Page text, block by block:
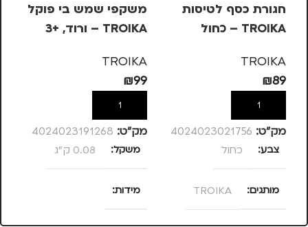
חגורת כסף לטיסות
TROIKA – כחול
TROIKA
₪89
הוספה לסל
מק”ט: 4024023021756
צבע כחול
מותגים TROIKA
משקפי שמש בי פוקל
TROIKA – ורוד, +3
TROIKA
₪99
הוספה לסל
מק”ט: 4024023191268
משקל 0.08 ק"ג
מידות